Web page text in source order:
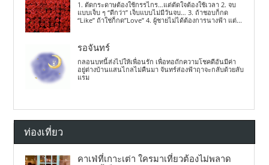
1. ตัดกระดาษต้องใช้กรรไกร…แต่ตัดใจต้องใช้เวลา 2. จบ
แบบเจ็บ ๆ “ดีกว่า” เจ็บแบบไม่มีวันจบ… 3. ถ้าชอบก็กด
“Like” ถ้าใช่ก็กด”Love” 4. ผู้ชายไม่ได้ต้องการนางฟ้า แต่...
รอจันทร์
กลอนบทนี้ส่งไปให้เพื่อนรัก เพื่อทอถักความโชคดีอันมีค่า
อยู่ต่างบ้านแสนไกลไม่คืนมา จันทร์ส่องฟ้าฤาจะกลับด้วยลับ
แรม
ท่องเที่ยว
คาเฟ่ที่เกาะเต่า ใครมาเที่ยวต้องไม่พลาด